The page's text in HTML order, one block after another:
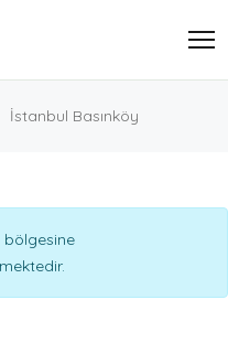
İstanbul Basınköy
bölgesine